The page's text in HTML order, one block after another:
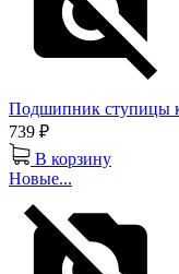
Подшипник ступицы
739 ₽
В корзину
Новые...